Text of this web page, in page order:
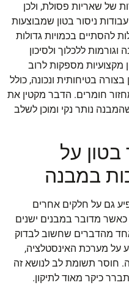
של שאריות פסולת, ולכן
ניסור בטון שמבוצעות
להסתיים בכמויות גדולות
ללכלוך ולסיכון
מקצועיות מספקות לרוב
בצורה בטיחותית ונכונה, כולל
חומרים. הדבר מקטין את
נותר נקי ומוכן לשלב
על
במבנה
גם על חלקים אחרים
מדובר במבנים ישנים
מהדברים שחשוב לבדוק
על מערכת האינסטלציה,
חוסר תשומת לב לנושא זה
כיקר מאוד לתיקון.